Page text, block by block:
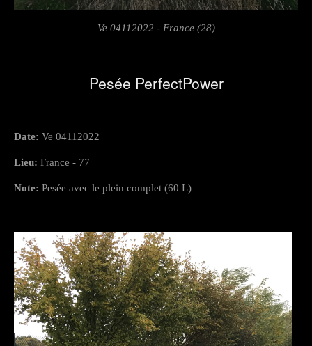
Ve 04112022 - France (28)
Pesée PerfectPower
Date: Ve 04112022
Lieu: France - 77
Note: Pesée avec le plein complet (60 L)